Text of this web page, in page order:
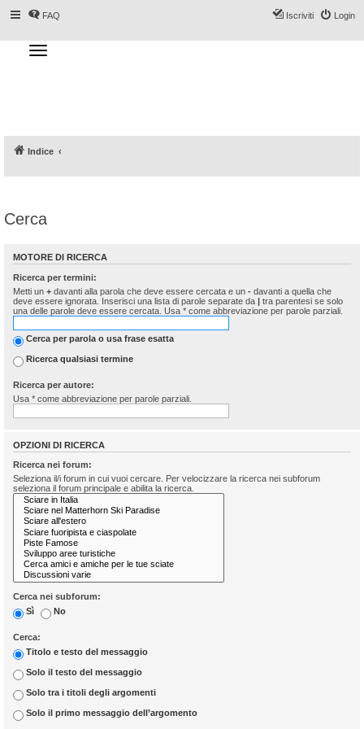
FAQ Login
Iscriviti
T
o
g
a
t
Indice
Cerca
MOTORE DI RICERCA
Ricerca per termini:
Metti un + davanti alla parola che deve essere cercata e un - davanti a quella che
deve essere ignorata. Inserisci una lista di parole separate da | tra parentesi se solo
una delle parole deve essere cercata. Usa * come abbreviazione per parole parziali.
Cerca per parola o usa frase esatta
Ricerca qualsiasi termine
Ricerca per autore:
Usa * come abbreviazione per parole parziali.
OPZIONI DI RICERCA
Ricerca nei forum:
Seleziona il/i forum in cui vuoi cercare. Per velocizzare la ricerca nei subforum
seleziona il forum principale e abilita la ricerca.
Cerca nei subforum:
Sì
No
Cerca:
Titolo e testo del messaggio
Solo il testo del messaggio
Solo tra i titoli degli argomenti
Solo il primo messaggio dell’argomento